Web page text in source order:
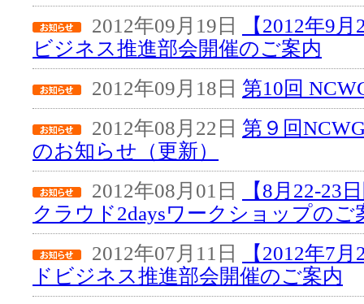
2012年09月19日
【2012年9
ビジネス推進部会開催のご案内
2012年09月18日 第10回
2012年08月22日 第９回
のお知らせ（更新）
2012年08月01日
【8月22-23
クラウド2daysワークショップのご
2012年07月11日
【2012年7
ドビジネス推進部会開催のご案内